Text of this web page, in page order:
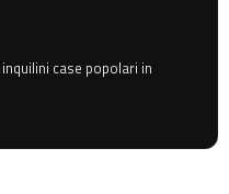
case popolari in